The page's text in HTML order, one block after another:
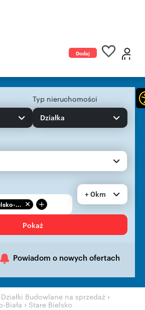
Dodaj
Typ nieruchomości
Działka
... +
+ 0km
Pokaż
Powiadom o nowych ofertach
Działki Budowlane na sprzedaż ›
Biała › Stare Bielsko